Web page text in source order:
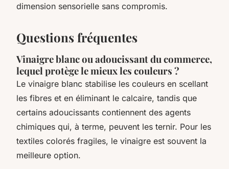
dimension sensorielle sans compromis.
Questions fréquentes
Vinaigre blanc ou adoucissant du commerce,
lequel protège le mieux les couleurs ?
Le vinaigre blanc stabilise les couleurs en scellant
les fibres et en éliminant le calcaire, tandis que
certains adoucissants contiennent des agents
chimiques qui, à terme, peuvent les ternir. Pour les
textiles colorés fragiles, le vinaigre est souvent la
meilleure option.